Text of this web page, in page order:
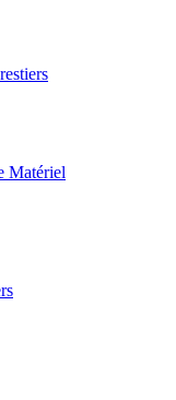
Matériel